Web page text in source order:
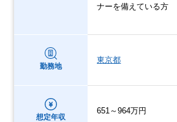
ナーを備えている方
勤務地
東京都
想定年収
651～964万円